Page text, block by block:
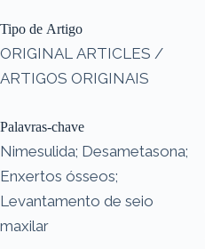
Tipo de Artigo
ORIGINAL ARTICLES /
ARTIGOS ORIGINAIS
Palavras-chave
Nimesulida; Desametasona;
Enxertos ósseos;
Levantamento de seio
maxilar